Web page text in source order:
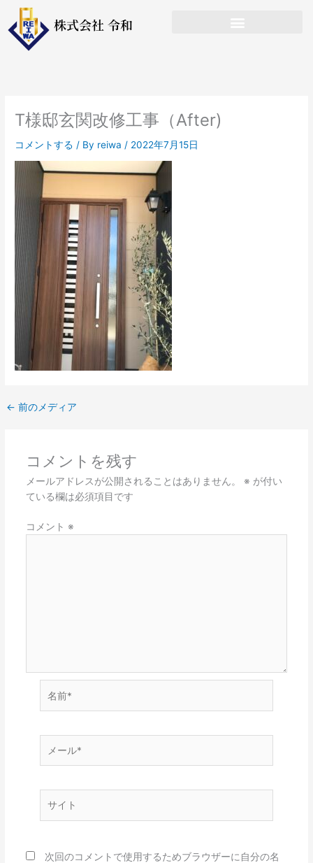
株式会社 令和
T様邸玄関改修工事（After)
コメントする / By reiwa / 2022年7月15日
← 前のメディア
コメントを残す
メールアドレスが公開されることはありません。 ※ が付い
ている欄は必須項目です
コメント ※
前
ー
*
次回のコメントで使用するためブラウザーに自分の名